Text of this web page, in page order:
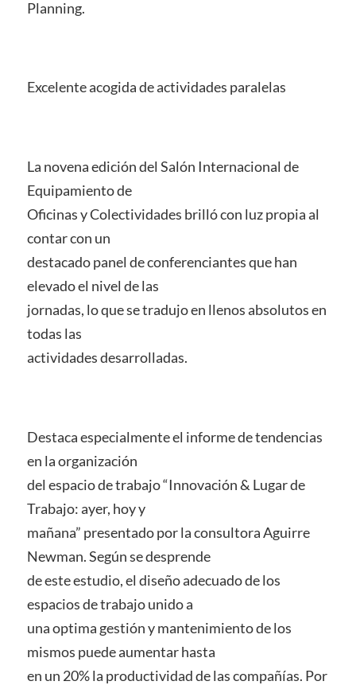
Planning.
Excelente acogida de actividades paralelas
La novena edición del Salón Internacional de
Equipamiento de
Oficinas y Colectividades brilló con luz propia al
contar con un
destacado panel de conferenciantes que han
elevado el nivel de las
jornadas, lo que se tradujo en llenos absolutos en
todas las
actividades desarrolladas.
Destaca especialmente el informe de tendencias
en la organización
del espacio de trabajo “Innovación & Lugar de
Trabajo: ayer, hoy y
mañana” presentado por la consultora Aguirre
Newman. Según se desprende
de este estudio, el diseño adecuado de los
espacios de trabajo unido a
una optima gestión y mantenimiento de los
mismos puede aumentar hasta
en un 20% la productividad de las compañías. Por